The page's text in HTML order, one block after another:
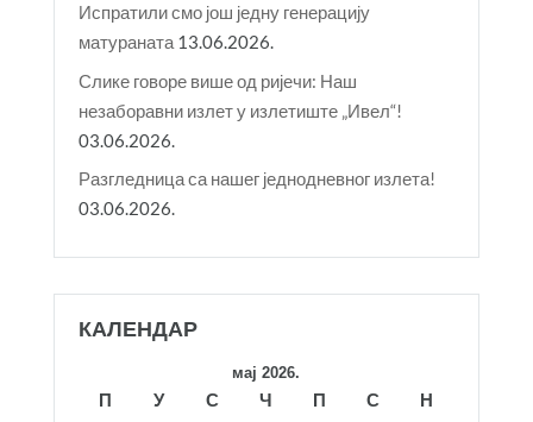
Испратили смо још једну генерацију
матураната 13.06.2026.
Слике говоре више од ријечи: Наш
незаборавни излет у излетиште „Ивел“!
03.06.2026.
Разгледница са нашег једнодневног излета!
03.06.2026.
КАЛЕНДАР
мај 2026.
П У С Ч П С
Н